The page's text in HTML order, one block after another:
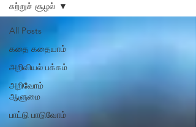
All Posts
கதை கதையாம்
அறிவியல் பக்கம்
அறிவோம்
ஆளுமை
பாட்டு பாடுவோம்
சுற்றுச் சூழல்